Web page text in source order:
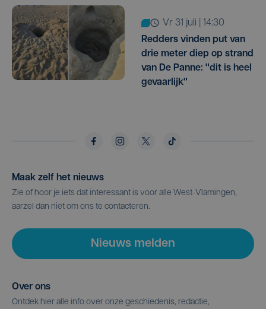
vr 31 juli | 14:30
Redders vinden put van
drie meter diep op strand
van De Panne: "dit is heel
gevaarlijk"
Maak zelf het nieuws
Zie of hoor je iets dat interessant is voor alle West-Vlamingen,
aarzel dan niet om ons te contacteren.
Nieuws melden
Over ons
Ontdek hier alle info over onze geschiedenis, redactie,